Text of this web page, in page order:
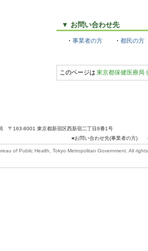
▼ お問い合わせ先
・ 事業者の方 ・ 都民の方
このページは 東京都保健医療局
〒163-8001 東京都新宿区西新宿二丁目8番1号
■お問い合わせ先(事業者の方)
of Public Health, Tokyo Metropolitan Government. All